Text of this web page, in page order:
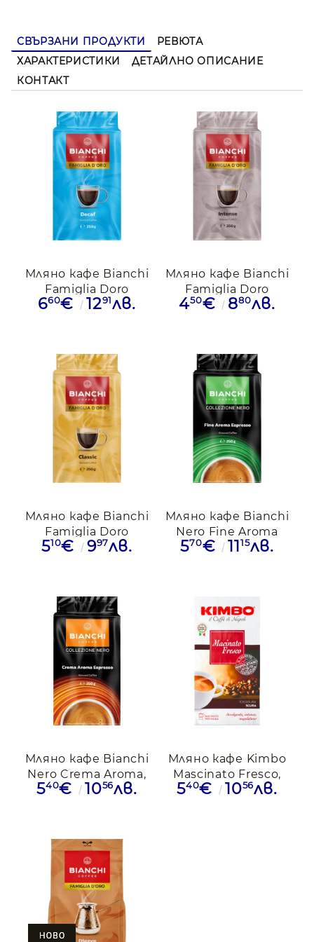
СВЪРЗАНИ ПРОДУКТИ
РЕВЮТА
ХАРАКТЕРИСТИКИ
ДЕТАЙЛНО ОПИСАНИЕ
КОНТАКТ
Мляно кафе Bianchi
Famiglia Doro
Decafеnato, 250гр.
660€ 1291лв.
Мляно кафе Bianchi
Famiglia Doro
Intense, 250гр.
450€ 880лв.
Мляно кафе Bianchi
Famiglia Doro
Classic, 250гр.
510€ 997лв.
Мляно кафе Bianchi
Nero Fine Aroma
Espresso, 250гр.
570€ 1115лв.
Мляно кафе Bianchi
Nero Crema Aroma,
0.250кг
540€ 1056лв.
Мляно кафе Kimbo
Mascinato Fresco,
0.250кг
540€ 1056лв.